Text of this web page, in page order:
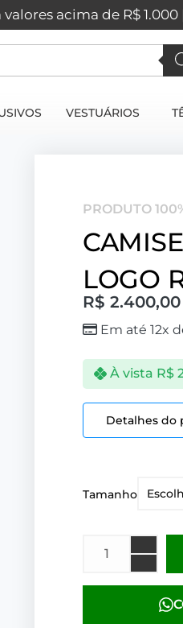
acima de R$ 1.000 |
VESTUÁRIOS
PRODUTO
LOGO
R$ 2.400,00
Em até 12x
À vista R$
Detalhes do
Tamanho